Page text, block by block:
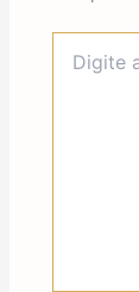
aqui...